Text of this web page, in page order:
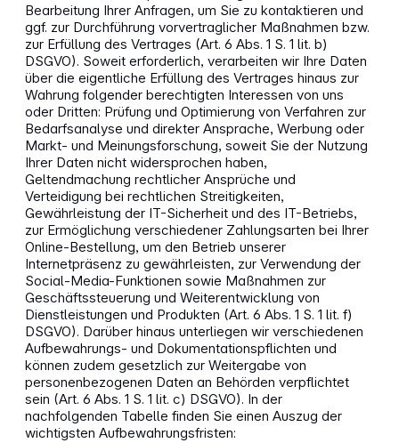
Bearbeitung Ihrer Anfragen, um Sie zu kontaktieren und
ggf. zur Durchführung vorvertraglicher Maßnahmen bzw.
zur Erfüllung des Vertrages (Art. 6 Abs. 1 S. 1 lit. b)
DSGVO). Soweit erforderlich, verarbeiten wir Ihre Daten
über die eigentliche Erfüllung des Vertrages hinaus zur
Wahrung folgender berechtigten Interessen von uns
oder Dritten: Prüfung und Optimierung von Verfahren zur
Bedarfsanalyse und direkter Ansprache, Werbung oder
Markt- und Meinungsforschung, soweit Sie der Nutzung
Ihrer Daten nicht widersprochen haben,
Geltendmachung rechtlicher Ansprüche und
Verteidigung bei rechtlichen Streitigkeiten,
Gewährleistung der IT-Sicherheit und des IT-Betriebs,
zur Ermöglichung verschiedener Zahlungsarten bei Ihrer
Online-Bestellung, um den Betrieb unserer
Internetpräsenz zu gewährleisten, zur Verwendung der
Social-Media-Funktionen sowie Maßnahmen zur
Geschäftssteuerung und Weiterentwicklung von
Dienstleistungen und Produkten (Art. 6 Abs. 1 S. 1 lit. f)
DSGVO). Darüber hinaus unterliegen wir verschiedenen
Aufbewahrungs- und Dokumentationspflichten und
können zudem gesetzlich zur Weitergabe von
personenbezogenen Daten an Behörden verpflichtet
sein (Art. 6 Abs. 1 S. 1 lit. c) DSGVO). In der
nachfolgenden Tabelle finden Sie einen Auszug der
wichtigsten Aufbewahrungsfristen: